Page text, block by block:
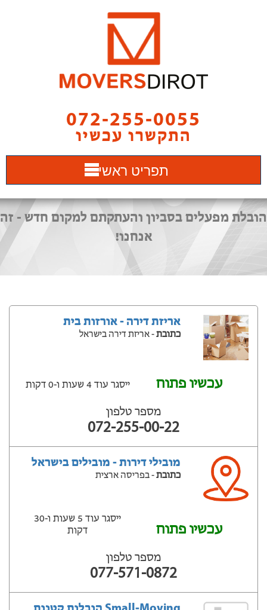
072-255-0055
התקשרו עכשיו
תפריט ראשי
הובלת מפעלים בסביון והעתקתם למקום חדש - זה
אנחנו!
אריזת דירה - אורזות בית
כתובת- אריזת דירה בישראל
עכשיו פתוח ייסגר עוד 4 שעות ‫ו-0 דקות
מספר טלפון
072-255-00-22
מובילי דירות - מובילים בישראל
כתובת- בפריסה ארצית
עכשיו פתוח
ייסגר עוד 5 שעות ‫ו-30
דקות
מספר טלפון
077-571-0872